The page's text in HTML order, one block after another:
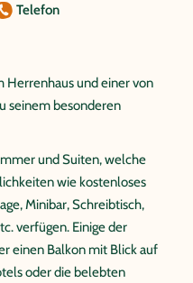
Telefon
Herrenhaus und einer von
seinem besonderen
und Suiten, welche
wie kostenloses
Minibar, Schreibtisch,
verfügen. Einige der
einen Balkon mit Blick auf
oder die belebten